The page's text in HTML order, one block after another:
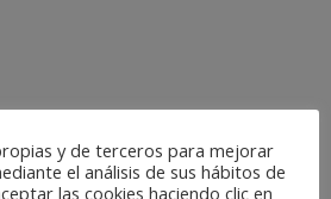
y de terceros para mejorar
el análisis de sus hábitos de
las cookies haciendo clic en